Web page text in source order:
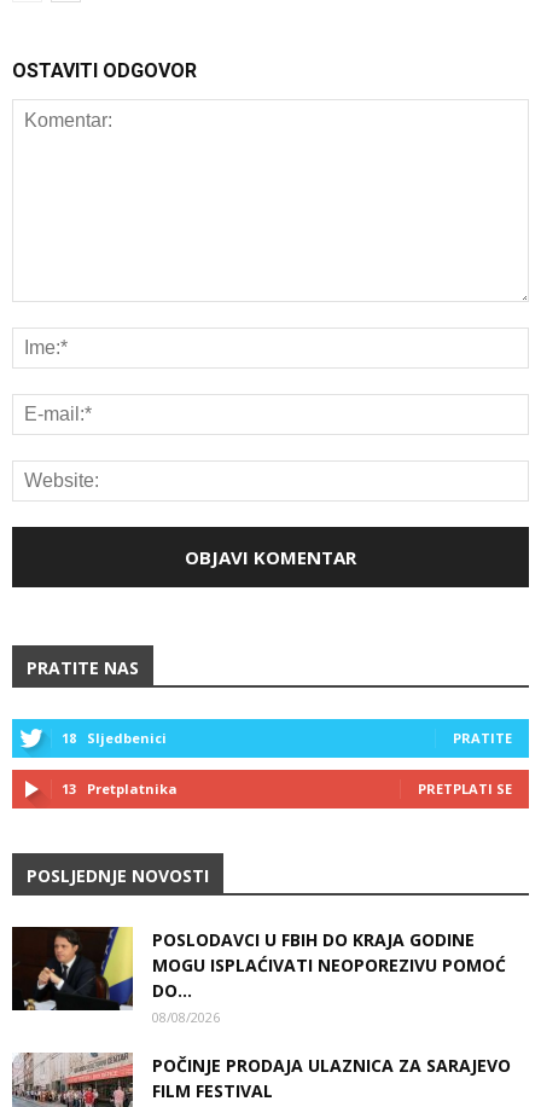
OSTAVITI ODGOVOR
PRATITE NAS
18 Sljedbenici PRATITE
13 Pretplatnika PRETPLATI SE
POSLJEDNJE NOVOSTI
POSLODAVCI U FBIH DO KRAJA GODINE
MOGU ISPLAĆIVATI NEOPOREZIVU POMOĆ
DO...
08/08/2026
POČINJE PRODAJA ULAZNICA ZA SARAJEVO
FILM FESTIVAL